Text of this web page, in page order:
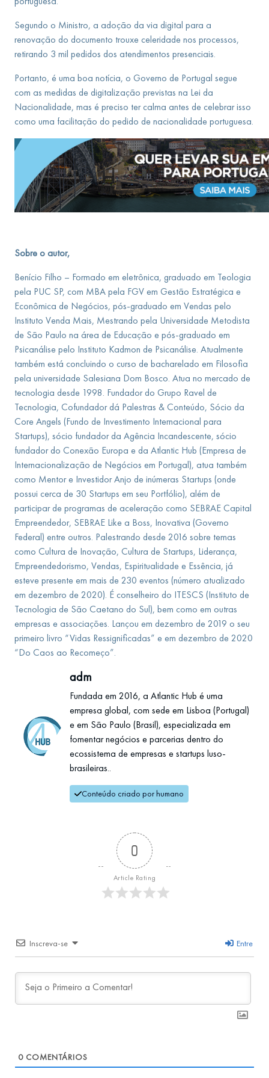
Segundo o Ministro, a adoção da via digital para a
renovação do documento trouxe celeridade nos processos,
retirando 3 mil pedidos dos atendimentos presenciais.
Portanto, é uma boa notícia, o Governo de Portugal segue
com as medidas de digitalização previstas na Lei da
Nacionalidade, mas é preciso ter calma antes de celebrar isso
como uma facilitação do pedido de nacionalidade portuguesa.
Sobre o autor,
Benício Filho – Formado em eletrônica, graduado em Teologia
pela PUC SP, com MBA pela FGV em Gestão Estratégica e
Econômica de Negócios, pós-graduado em Vendas pelo
Instituto Venda Mais, Mestrando pela Universidade Metodista
de São Paulo na área de Educação e pós-graduado em
Psicanálise pelo Instituto Kadmon de Psicanálise. Atualmente
também está concluindo o curso de bacharelado em Filosofia
pela universidade Salesiana Dom Bosco. Atua no mercado de
tecnologia desde 1998. Fundador do Grupo Ravel de
Tecnologia, Cofundador dá Palestras & Conteúdo, Sócio da
Core Angels (Fundo de Investimento Internacional para
Startups), sócio fundador da Agência Incandescente, sócio
fundador do Conexão Europa e da Atlantic Hub (Empresa de
Internacionalização de Negócios em Portugal), atua também
como Mentor e Investidor Anjo de inúmeras Startups (onde
possui cerca de 30 Startups em seu Portfólio), além de
participar de programas de aceleração como SEBRAE Capital
Empreendedor, SEBRAE Like a Boss, Inovativa (Governo
Federal) entre outros. Palestrando desde 2016 sobre temas
como Cultura de Inovação, Cultura de Startups, Liderança,
Empreendedorismo, Vendas, Espiritualidade e Essência, já
esteve presente em mais de 230 eventos (número atualizado
em dezembro de 2020). É conselheiro do ITESCS (Instituto de
Tecnologia de São Caetano do Sul), bem como em outras
empresas e associações. Lançou em dezembro de 2019 o seu
primeiro livro “Vidas Ressignificadas” e em dezembro de 2020
“Do Caos ao Recomeço”.
adm
Fundada em 2016, a Atlantic Hub é uma
empresa global, com sede em Lisboa (Portugal)
e em São Paulo (Brasil), especializada em
fomentar negócios e parcerias dentro do
ecossistema de empresas e startups luso-
brasileiras..
Conteúdo criado por humano
0
Article Rating
Inscreva-se Entre
0 COMENTÁRIOS